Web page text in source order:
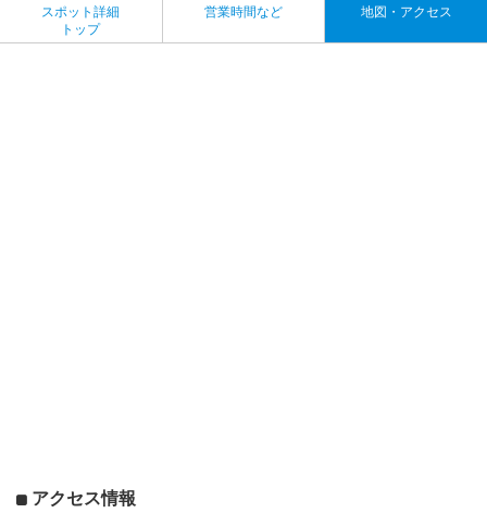
スポット詳細
トップ
営業時間など 地図・アクセス
アクセス情報